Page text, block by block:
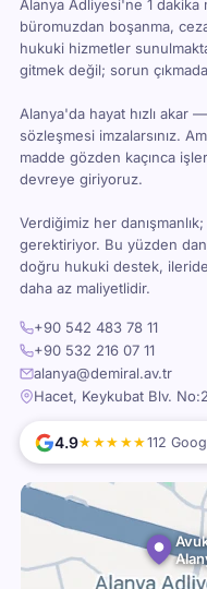
Alanya Adliyesi'ne 1
büromuzdan boşanma,
hukuki hizmetler
gitmek değil; sorun
Alanya'da hayat hızlı akar —
sözleşmesi imzalarsınız.
madde gözden kaçınca
devreye giriyoruz.
Verdiğimiz her
gerektiriyor. Bu yüzden
doğru hukuki destek,
daha az maliyetlidir.
+90 542 483 78 11
+90 532 216 07 11
alanya@demiral.av.tr
Hacet, Keykubat Blv.
4.9★★★★★112